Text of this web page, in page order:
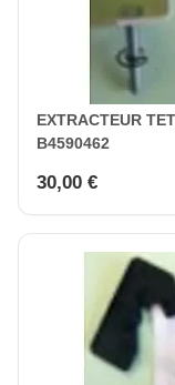
EXTRACTEUR
B4590462
30,00 €